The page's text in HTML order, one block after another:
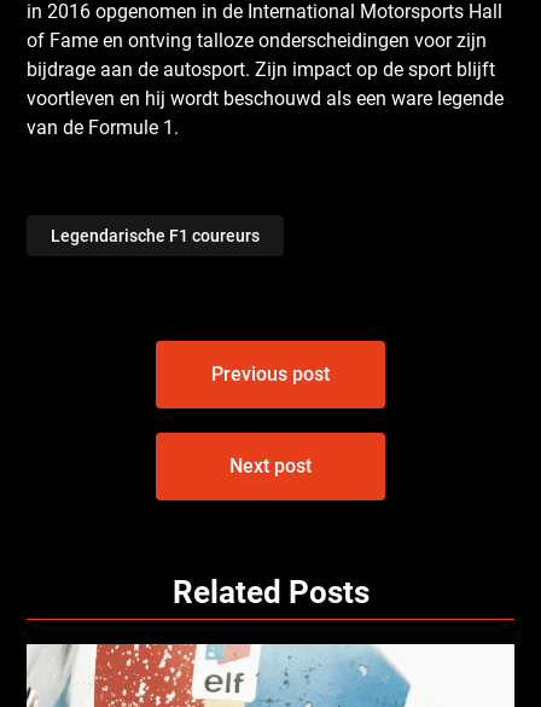
in 2016 opgenomen in de International Motorsports Hall
of Fame en ontving talloze onderscheidingen voor zijn
bijdrage aan de autosport. Zijn impact op de sport blijft
voortleven en hij wordt beschouwd als een ware legende
van de Formule 1.
Legendarische F1 coureurs
Previous post
Next post
Related Posts